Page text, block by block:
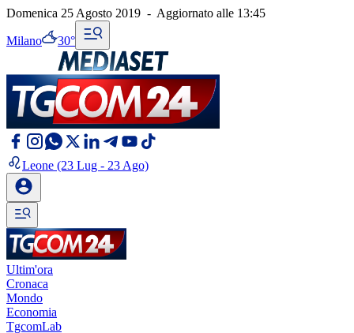
Domenica 25 Agosto 2019 - Aggiornato alle 13:45
Milano 30°
Leone (23 Lug - 23 Ago)
Ultim'ora
Cronaca
Mondo
Economia
TgcomLab